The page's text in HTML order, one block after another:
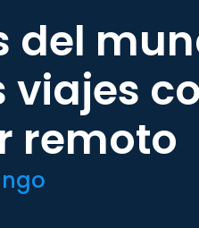
del
viajes
remoto